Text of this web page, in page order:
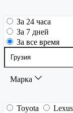
За 24 часа
За 7 дней
За все время
Марка
Toyota Lexus